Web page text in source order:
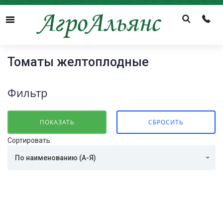
Menu
Томаты желтоплодные
Фильтр
Сортировать:
По наименованию (А-Я)